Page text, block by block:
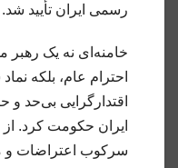
رسمی ایران تأیید شد.
خامنه‌ای نه یک
احترام عام، بلکه
اقتدارگرایی بی‌حد
ایران حکومت کرد. از
سرکوب اعتراضات و